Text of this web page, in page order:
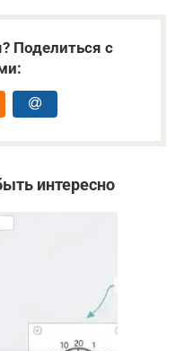
Поделиться с
интересно